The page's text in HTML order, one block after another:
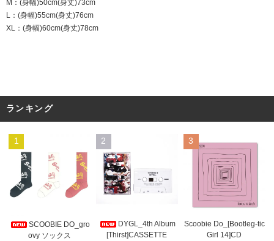
M：(身幅)50cm(身丈)73cm
L：(身幅)55cm(身丈)76cm
XL：(身幅)60cm(身丈)78cm
ランキング
1
SCOOBIE DO_gro
ovy ソックス
2
DYGL_4th Album
[Thirst]CASSETTE
3
Scoobie Do_[Bootleg-tic
Girl 14]CD